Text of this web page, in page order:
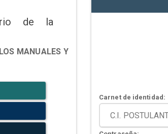
de la
MANUALES Y
Carnet de identidad: